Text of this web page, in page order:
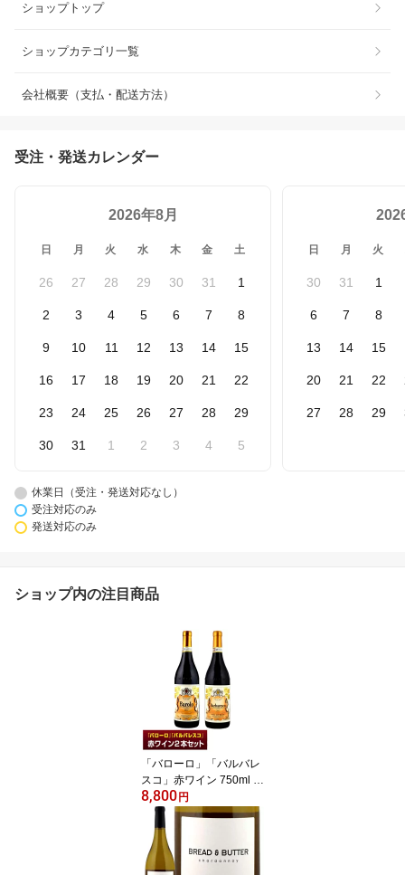
ショップトップ
ショップカテゴリ一覧
会社概要（支払・配送方法）
受注・発送カレンダー
2026年8月
日 月 火 水 木 金 土
26 27 28 29 30 31 1
2 3 4 5 6 7 8
9 10 11 12 13 14 15
16 17 18 19 20 21 22
23 24 25 26 27 28 29
30 31 1 2 3 4 5
日 月 火
30 31 1
6 7 8
13 14 15
20 21 22
27 28 29
休業日（受注・発送対応なし）
受注対応のみ
発送対応のみ
ショップ内の注目商品
「バローロ」「バルバレ
スコ」赤ワイン 750ml 2
本セット！ バローロ/バ
ルバレスコ[テッレ デル
バローロ] ※写真内のヴ
ィンテージは変更となり
ます※イタリア ピエモン
8,800円